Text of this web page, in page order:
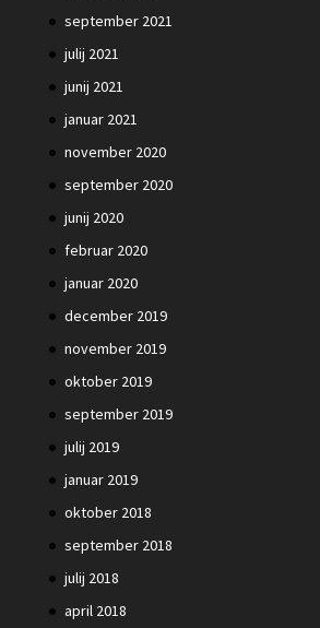
september 2021
julij 2021
junij 2021
januar 2021
november 2020
september 2020
junij 2020
februar 2020
januar 2020
december 2019
november 2019
oktober 2019
september 2019
julij 2019
januar 2019
oktober 2018
september 2018
julij 2018
april 2018